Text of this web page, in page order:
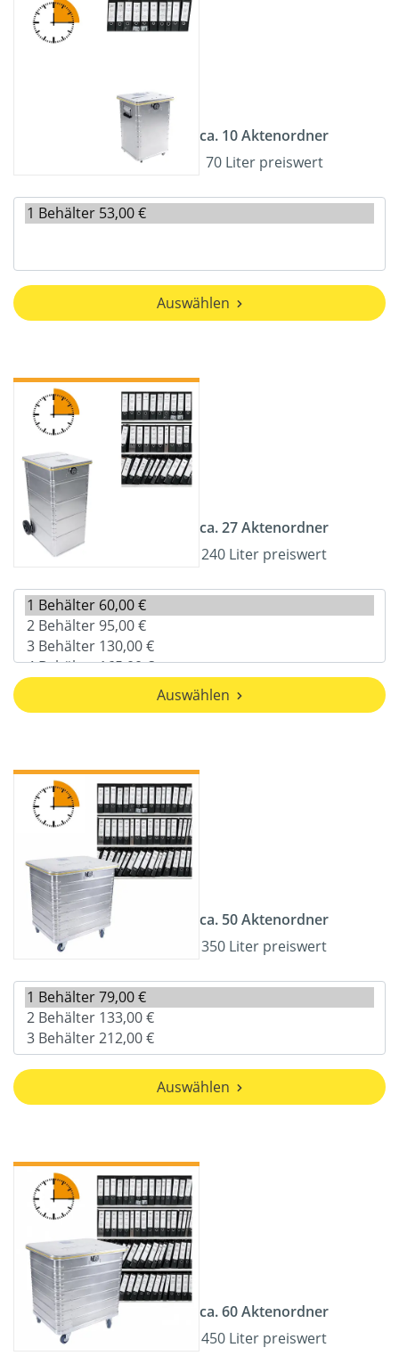
ca. 10 Aktenordner
70 Liter preiswert
Auswählen
ca. 27 Aktenordner
240 Liter preiswert
Auswählen
ca. 50 Aktenordner
350 Liter preiswert
Auswählen
ca. 60 Aktenordner
450 Liter preiswert